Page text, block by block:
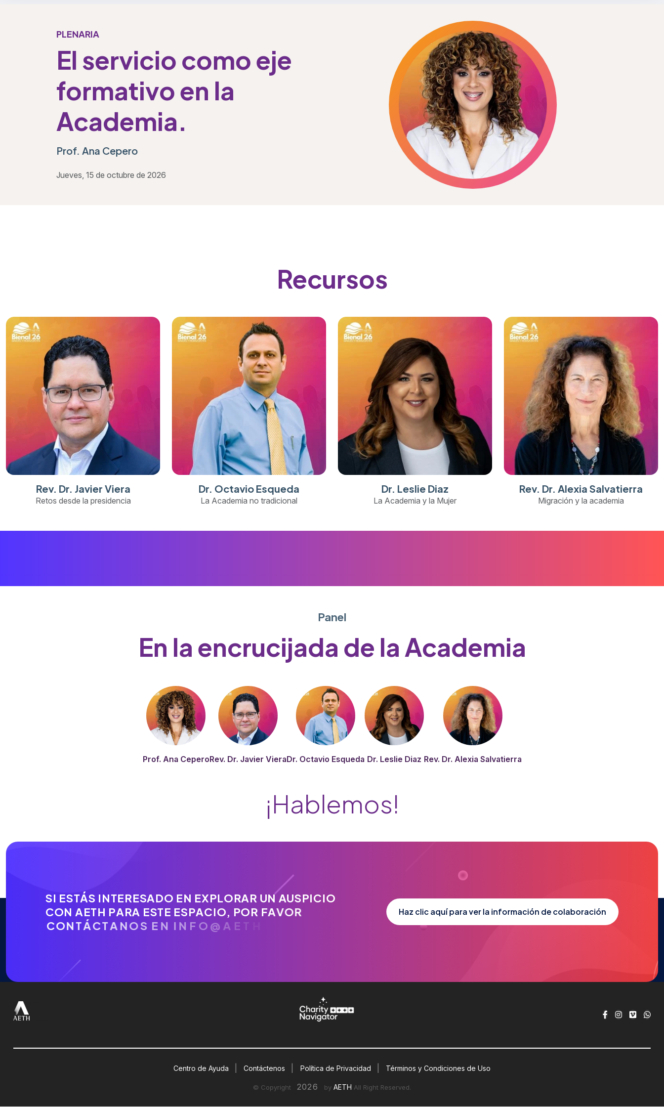
PLENARIA
El servicio como eje
formativo en la
Academia.
Prof. Ana Cepero
Jueves, 15 de octubre de 2026
Recursos
Rev. Dr. Javier Viera
Retos desde la presidencia
Dr. Octavio Esqueda
La Academia no tradicional
Dr. Leslie Diaz
La Academia y la Mujer
Rev. Dr. Alexia Salvatierra
Migración y la academia
Panel
En la encrucijada de la Academia
Prof. Ana CeperoRev. Dr. Javier VieraDr. Octavio Esqueda Dr. Leslie Diaz Rev. Dr. Alexia Salvatierra
¡Hablemos!
SI ESTÁS INTERESADO EN EXPLORAR UNAUSPICIO
CON AETH PARA ESTE ESPACIO, POR FAVOR
CONTÁCTANOS E N IN F O @ AET H. OR
Haz clic aquí para ver la información de colaboración
Centro de Ayuda Contáctenos Política de Privacidad Términos y Condiciones de Uso
© Copyright 2026 by AETH All Right Reserved.